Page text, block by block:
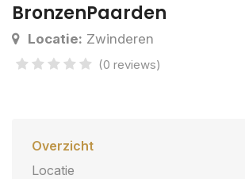
BronzenPaarden
Locatie: Zwinderen
(0 reviews)
Overzicht
Locatie